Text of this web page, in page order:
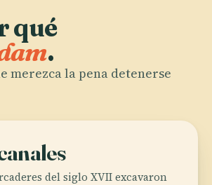
qué
.
merezca la pena detenerse
del siglo XVII excavaron